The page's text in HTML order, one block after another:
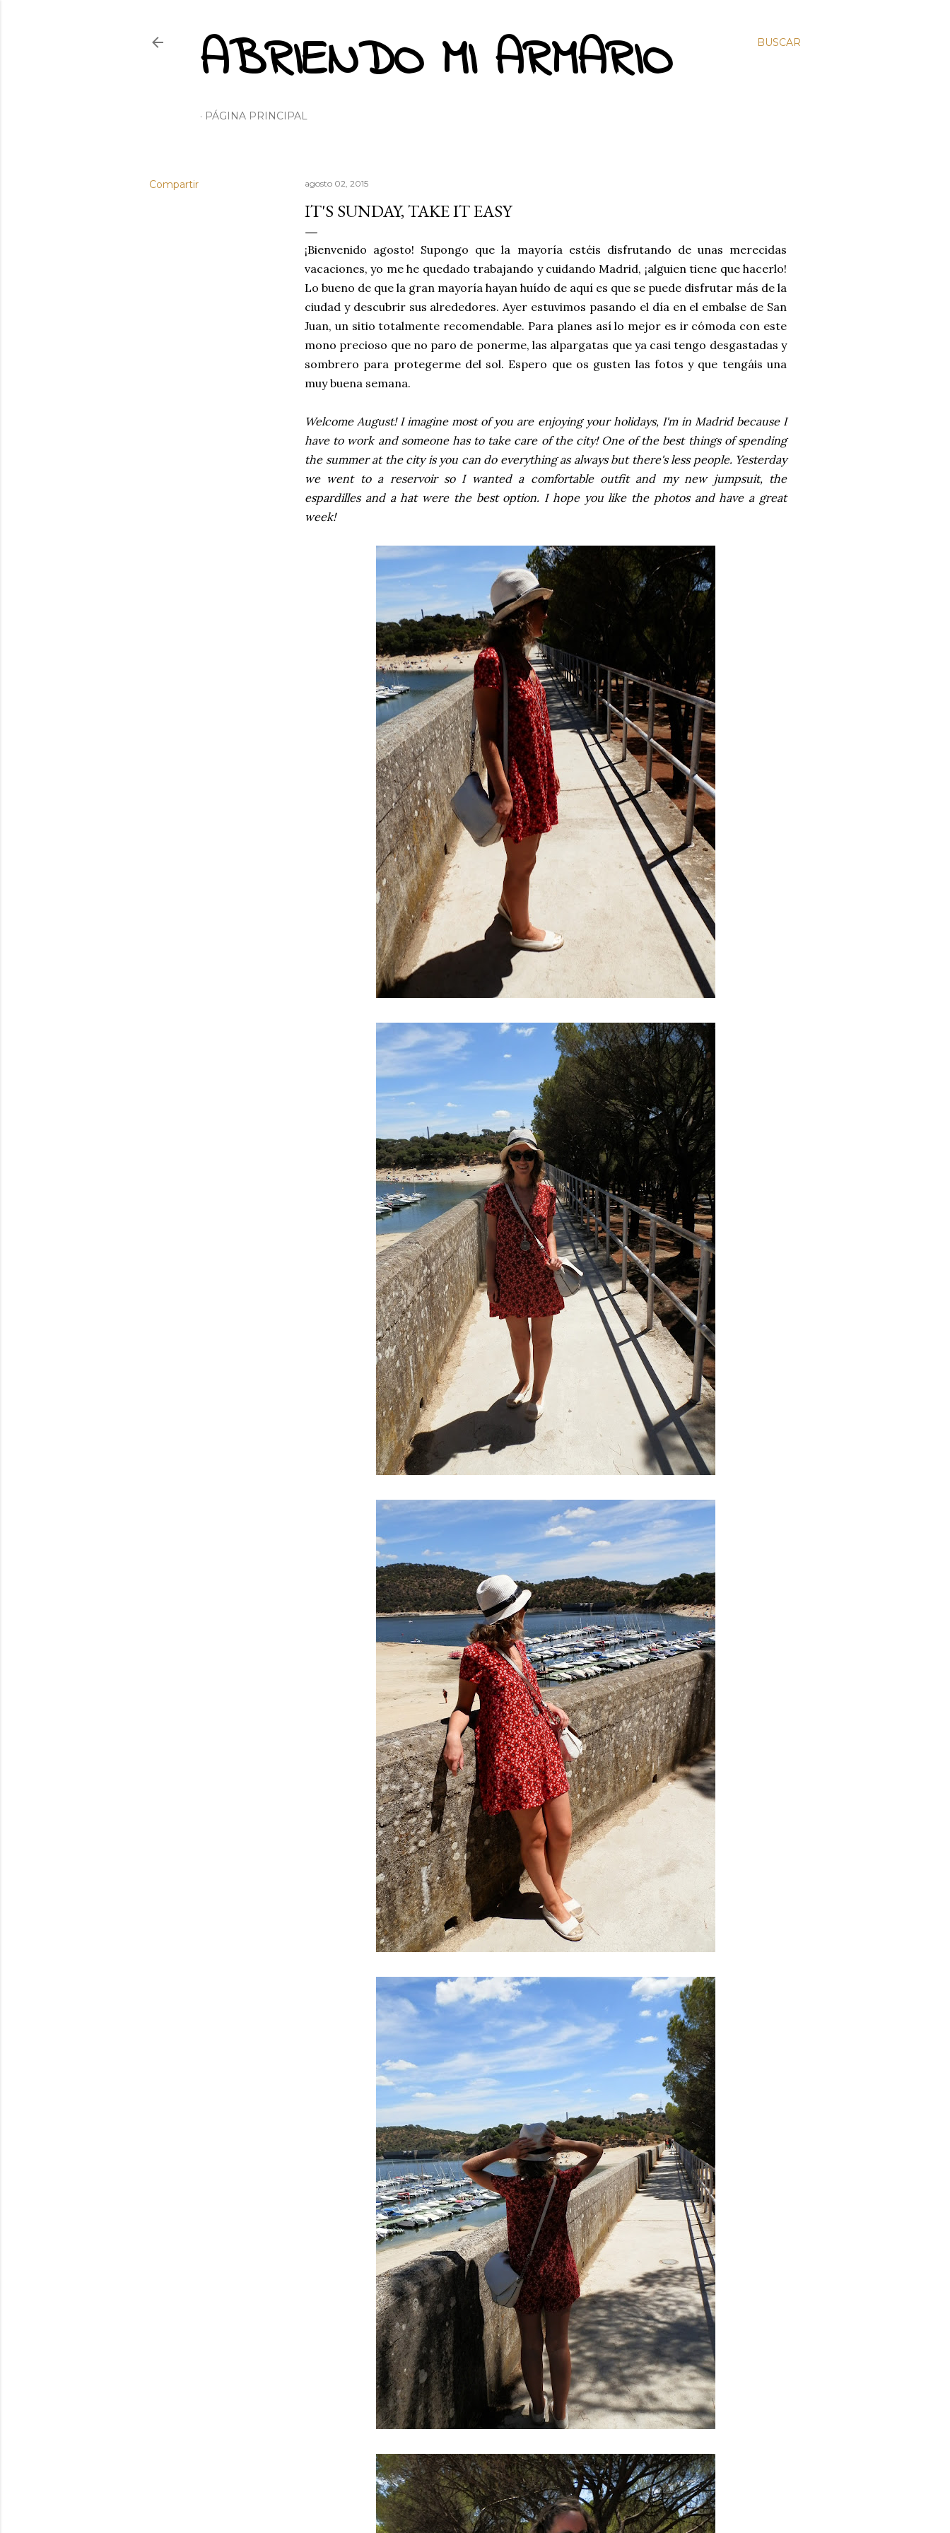
BUSCAR
ABRIENDO MI ARMARIO
PÁGINA PRINCIPAL
Compartir agosto 02, 2015
IT'S SUNDAY, TAKE IT EASY
¡Bienvenido agosto! Supongo que la mayoría estéis disfrutando de unas merecidas
vacaciones, yo me he quedado trabajando y cuidando Madrid, ¡alguien tiene que hacerlo!
Lo bueno de que la gran mayoría hayan huído de aquí es que se puede disfrutar más de la
ciudad y descubrir sus alrededores. Ayer estuvimos pasando el día en el embalse de San
Juan, un sitio totalmente recomendable. Para planes así lo mejor es ir cómoda con este
mono precioso que no paro de ponerme, las alpargatas que ya casi tengo desgastadas y
sombrero para protegerme del sol. Espero que os gusten las fotos y que tengáis una
muy buena semana.
Welcome August! I imagine most of you are enjoying your holidays, I'm in Madrid because I
have to work and someone has to take care of the city! One of the best things of spending
the summer at the city is you can do everything as always but there's less people. Yesterday
we went to a reservoir so I wanted a comfortable outfit and my new jumpsuit, the
espardilles and a hat were the best option. I hope you like the photos and have a great
week!